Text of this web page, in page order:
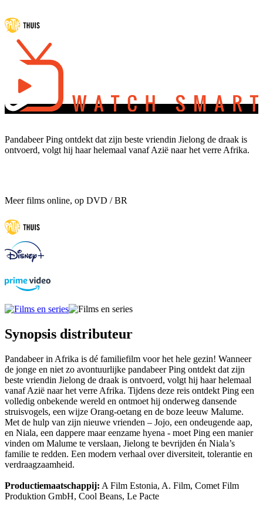
Pandabeer Ping ontdekt dat zijn beste vriendin Jielong de draak is
ontvoerd, volgt hij haar helemaal vanaf Azië naar het verre Afrika.
Meer films online, op DVD / BR
Synopsis distributeur
Pandabeer in Afrika is dé familiefilm voor het hele gezin! Wanneer
de jonge en niet zo avontuurlijke pandabeer Ping ontdekt dat zijn
beste vriendin Jielong de draak is ontvoerd, volgt hij haar helemaal
vanaf Azië naar het verre Afrika. Tijdens deze reis ontdekt Ping een
volledig onbekende wereld en ontmoet hij onderweg dansende
struisvogels, een wijze Orang-oetang en de boze leeuw Malume.
Met de hulp van zijn nieuwe vrienden – Jojo, een ondeugende aap,
en Niala, een dappere maar eenzame hyena - moet Ping een manier
vinden om Malume te verslaan, Jielong te bevrijden én Niala’s
familie te redden. Een modern verhaal over diversiteit, tolerantie en
verdraagzaamheid.
Productiemaatschappij: A Film Estonia, A. Film, Comet Film
Produktion GmbH, Cool Beans, Le Pacte